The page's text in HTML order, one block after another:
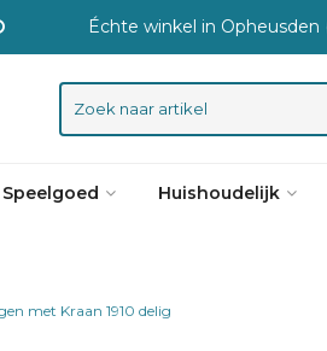
Échte winkel in Opheusden
Speelgoed Huishoudelijk
met Kraan 1910 delig